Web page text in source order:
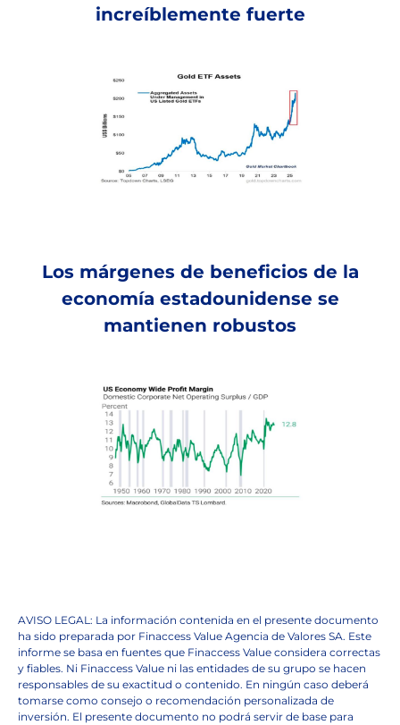
increíblemente fuerte
Los márgenes de beneficios de la
economía estadounidense se
mantienen robustos
AVISO LEGAL: La información contenida en el presente documento
ha sido preparada por Finaccess Value Agencia de Valores SA. Este
informe se basa en fuentes que Finaccess Value considera correctas
y fiables. Ni Finaccess Value ni las entidades de su grupo se hacen
responsables de su exactitud o contenido. En ningún caso deberá
tomarse como consejo o recomendación personalizada de
inversión. El presente documento no podrá servir de base para